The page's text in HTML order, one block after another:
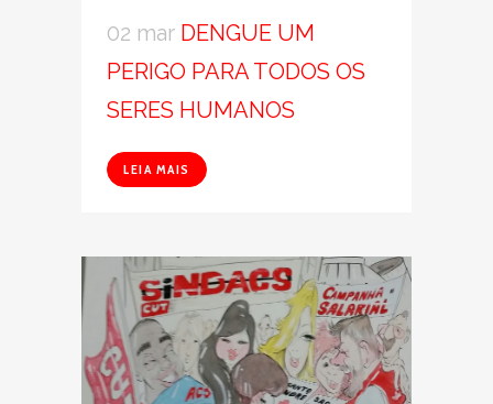
02 mar DENGUE UM
PERIGO PARA TODOS OS
SERES HUMANOS
LEIA MAIS